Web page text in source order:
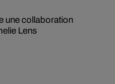
une collaboration
Lens